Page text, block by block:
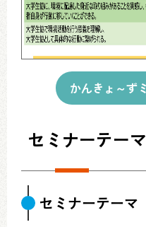
かんきょ～ず
セミナーテー
セミナーテーマ